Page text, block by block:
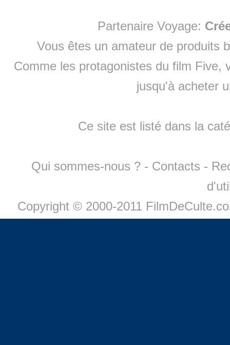
Partenaire Voyage:
Vous êtes un amateur de produits
Comme les protagonistes du film Five,
jusqu'à acheter
Ce site est listé dans la
Qui sommes-nous ? - Contacts -
Copyright © 2000-2011